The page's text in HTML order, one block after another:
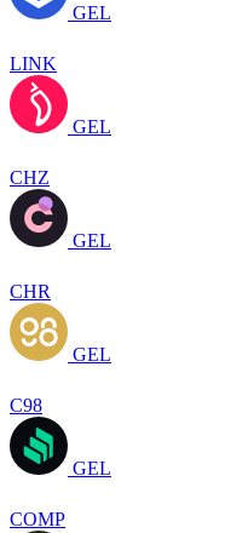
GEL
LINK
GEL
CHZ
GEL
CHR
GEL
C98
GEL
COMP